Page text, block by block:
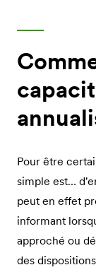
Pour être
simple est…
peut en effet
informant
approché ou
des